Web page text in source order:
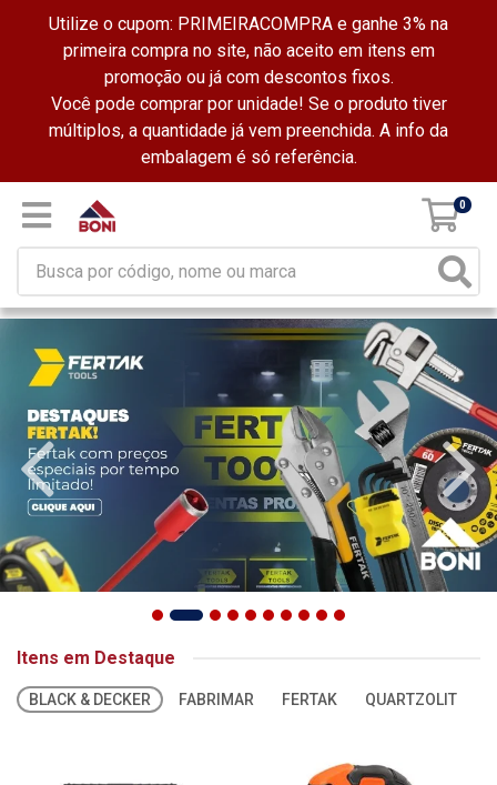
Utilize o cupom: PRIMEIRACOMPRA e ganhe 3% na
primeira compra no site, não aceito em itens em
promoção ou já com descontos fixos.
Você pode comprar por unidade! Se o produto tiver
múltiplos, a quantidade já vem preenchida. A info da
embalagem é só referência.
0
Itens em Destaque
BLACK & DECKER FABRIMAR FERTAK QUARTZOLIT